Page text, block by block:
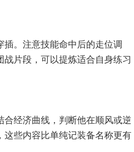
。注意技能命中后的走位调
片段，可以提炼适合自身练习
经济曲线，判断他在顺风或逆
这些内容比单纯记装备名称更有